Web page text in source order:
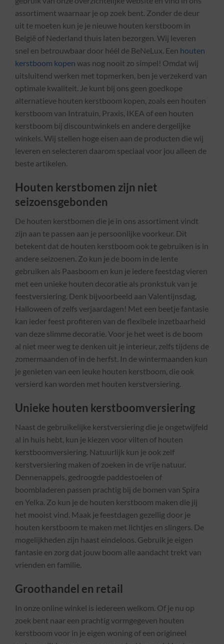
assortiment waarnaar je op zoek bent. Zonder de deur
uit te moeten kun je je nieuwe houten kerstboom in
België of Nederland thuis laten bezorgen. Wij leveren
snel en betrouwbaar door héél de BeNeLux. Een houten
kerstboom kopen was nog nooit zo simpel! Omdat wij
uitsluitend werken met topmerken, ben je verzekerd van
optimale kwaliteit. Je kunt bij ons geen goedkope
alternatieve houten kerstboom kopen, zoals een houten
kerstboom van Intratuin, Praxis, IKEA of een houten
kerstboom bij discountwinkels en andere dergelijke
winkels. Wij stellen hoge eisen aan de producten die wij
leveren en selecteren daarom speciaal voor jou alleen de
beste artikelen.
Houten kerstbomen zijn niet
seizoensgebonden
De houten kerstbomen die je in ons assortiment vindt
zijn aan te passen aan je persoonlijke voorkeur. Dit
betekent dat de houten kerstboom ook te gebruiken is in
andere seizoenen. Zo kun je de boom in de lente
gebruiken als Paasboom en kun je iedere feestdag vieren
met een unieke houten decoratie als pronkstuk van je
feestversiering. Denk bijvoorbeeld aan Valentijnsdag,
Halloween of zelfs verjaardagen! Met een beetje fantasie
kan ieder feest profiteren van de flexibele inzetbaarheid
van deze slimme decoratie. Voor je het weet is de boom
al niet meer weg te denken uit je interieur, zelfs tijdens de
zomermaanden of in de herfst. In de wintermaanden kun
je genieten van een leuke houten kerstboom, die ook
versierd kan worden met houten kerstversiering.
Unieke houten kerstboomversiering
Naast de gebruikelijke kerstversiering die je ongetwijfeld
al in huis hebt, kun je kiezen voor vilten of houten
kerstboomversiering. Natuurlijk kun je ook zelf
kerstversiering maken of zoeken in de vrije natuur.
Dennenappels, gedroogde paddestoelen of
boombladeren passen prachtig bij de bomen van Spira
en Yelka. Zo kun je de houten kerstboom maken die jij
het mooist vind. Maak je feestdagen gezellig door je
houten kerstboom te maken met lichtjes en slingers. De
mogelijkheden zijn haast eindeloos. Gebruik je eigen
fantasie en zorg dat jouw boom alle aandacht trekt van
vrienden en familie.
Groothandel en retail
In onze online winkel is iedereen welkom. Of je nu op
zoek bent naar een prachtig vormgegeven houten
kerstboom voor in je eigen woning of een origineel